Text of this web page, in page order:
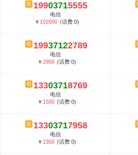
19903715555
电信
￥ 102000 (话费:0)
19937122789
电信
￥2800 (话费:0)
13303718769
电信
￥ 1500 (话费:0)
13303717958
电信
￥ 1300 (话费:0)